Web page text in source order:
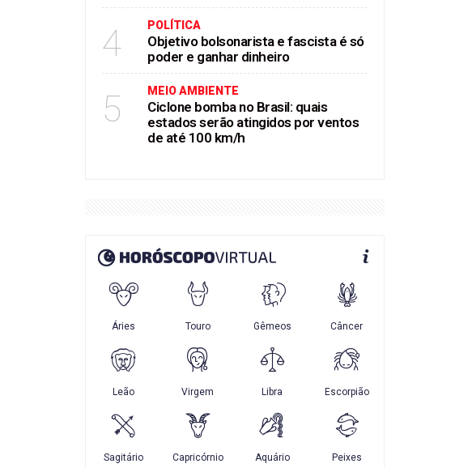
4 POLÍTICA
Objetivo bolsonarista e fascista é só
poder e ganhar dinheiro
5 MEIO AMBIENTE
Ciclone bomba no Brasil: quais
estados serão atingidos por ventos
de até 100 km/h